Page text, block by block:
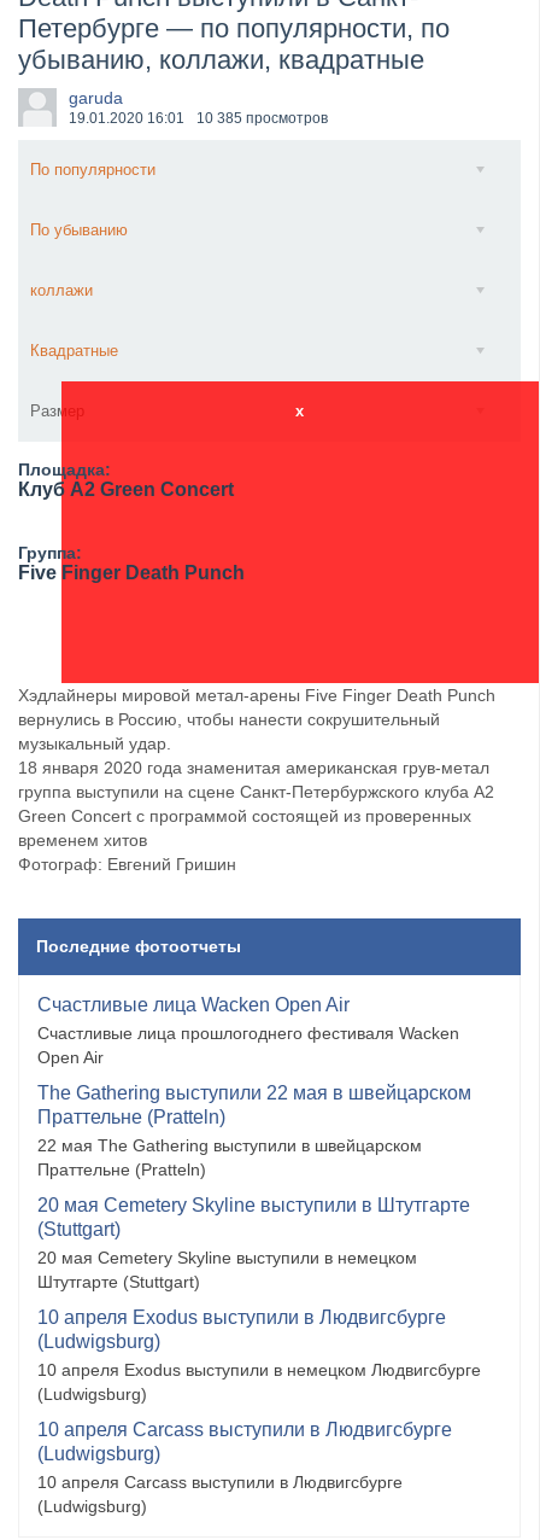
​Anthrax выпустили новый сингл и клип «Everybod...
Петербурге — по популярности, по
убыванию, коллажи, квадратные
garuda
19.01.2020 16:01 10 385 просмотров
По популярности
По убыванию
коллажи
Квадратные
Размер x
Площадка:
Клуб A2 Green Concert
Группа:
Five Finger Death Punch
Хэдлайнеры мировой метал-арены Five Finger Death Punch
вернулись в Россию, чтобы нанести сокрушительный
музыкальный удар.
18 января 2020 года знаменитая американская грув-метал
группа выступили на сцене Санкт-Петербуржского клуба A2
Green Concert с программой состоящей из проверенных
временем хитов
Фотограф: Евгений Гришин
Последние фотоотчеты
Счастливые лица Wacken Open Air
Счастливые лица прошлогоднего фестиваля Wacken
Open Air
The Gathering выступили 22 мая в швейцарском
Праттельне (Pratteln)
22 мая The Gathering выступили в швейцарском
Праттельне (Pratteln)
20 мая Cemetery Skyline выступили в Штутгарте
(Stuttgart)
20 мая Cemetery Skyline выступили в немецком
Штутгарте (Stuttgart)
10 апреля Exodus выступили в Людвигсбурге
(Ludwigsburg)
10 апреля Exodus выступили в немецком Людвигсбурге
(Ludwigsburg)
10 апреля Carcass выступили в Людвигсбурге
(Ludwigsburg)
10 апреля Carcass выступили в Людвигсбурге
(Ludwigsburg)